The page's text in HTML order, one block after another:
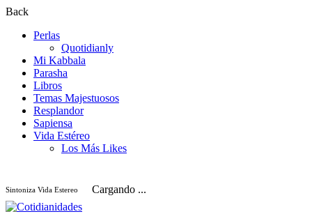
Back
Perlas
Quotidianly
Mi Kabbala
Parasha
Libros
Temas Majestuosos
Resplandor
Sapiensa
Vida Estéreo
Los Más Likes
Sintoniza Vida Estereo Cargando ...